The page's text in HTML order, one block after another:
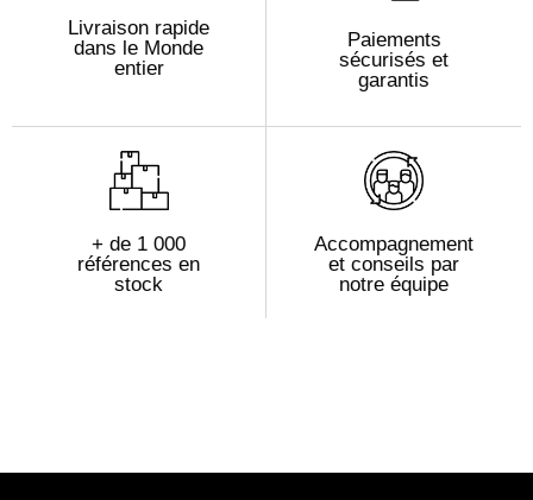
Livraison rapide
dans le Monde
entier
Paiements
sécurisés et
garantis
+ de 1 000
références en
stock
Accompagnement
et conseils par
notre équipe